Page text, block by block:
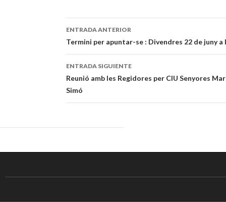
Navegación
de
entradas
ENTRADA ANTERIOR
Termini per apuntar-se : Divendres 22 de juny a
ENTRADA SIGUIENTE
Reunió amb les Regidores per CIU Senyores
Simó